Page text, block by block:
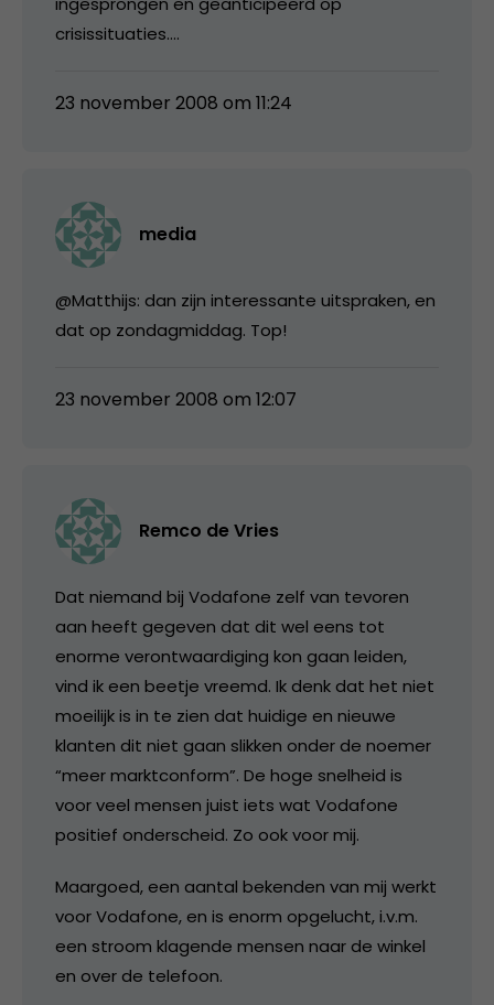
crisissituaties….
23 november 2008 om 11:24
media
@Matthijs: dan zijn interessante uitspraken, en
dat op zondagmiddag. Top!
23 november 2008 om 12:07
Remco de Vries
Dat niemand bij Vodafone zelf van tevoren
aan heeft gegeven dat dit wel eens tot
enorme verontwaardiging kon gaan leiden,
vind ik een beetje vreemd. Ik denk dat het niet
moeilijk is in te zien dat huidige en nieuwe
klanten dit niet gaan slikken onder de noemer
“meer marktconform”. De hoge snelheid is
voor veel mensen juist iets wat Vodafone
positief onderscheid. Zo ook voor mij.
Maargoed, een aantal bekenden van mij werkt
voor Vodafone, en is enorm opgelucht, i.v.m.
een stroom klagende mensen naar de winkel
en over de telefoon.